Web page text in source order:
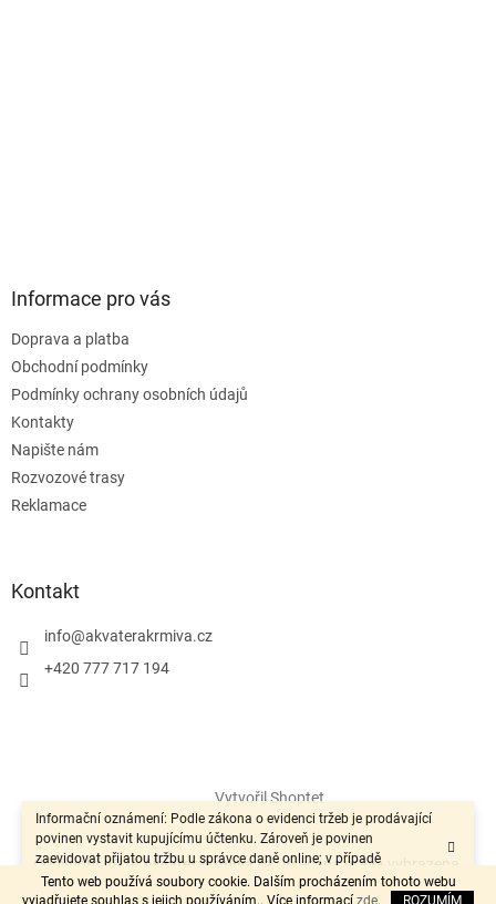
Tento web používá soubory cookie. Dalším procházením tohoto webu
vyjadřujete souhlas s jejich používáním.. Více informací zde. ROZUMÍM
Informační oznámení: Podle zákona o evidenci tržeb je prodávající
povinen vystavit kupujícímu účtenku. Zároveň je povinen
zaevidovat přijatou tržbu u správce daně online; v případě
technického výpadku pak nejpozději do 48 hodin.“
Informace pro vás
Doprava a platba
Obchodní podmínky
Podmínky ochrany osobních údajů
Kontakty
Napište nám
Rozvozové trasy
Reklamace
Kontakt
info@akvaterakrmiva.cz
+420 777 717 194
Vytvořil Shoptet
Copyright 2026Akvaterakrmiva.cz. Všechna práva vyhrazena.